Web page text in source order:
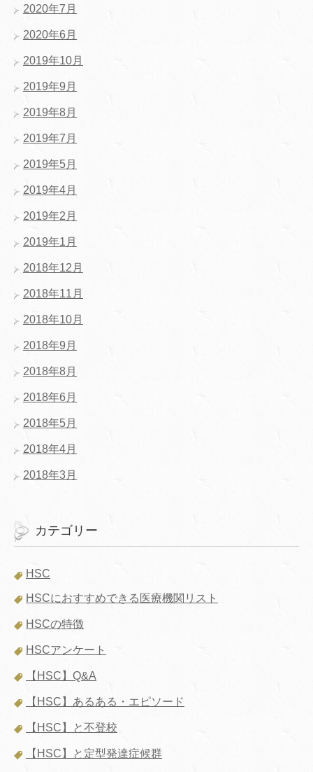
2020年7月
2020年6月
2019年10月
2019年9月
2019年8月
2019年7月
2019年5月
2019年4月
2019年2月
2019年1月
2018年12月
2018年11月
2018年10月
2018年9月
2018年8月
2018年6月
2018年5月
2018年4月
2018年3月
カテゴリー
HSC
HSCにおすすめできる医療機関リスト
HSCの特徴
HSCアンケート
【HSC】Q&A
【HSC】あるある・エピソード
【HSC】と不登校
【HSC】と定型発達症候群